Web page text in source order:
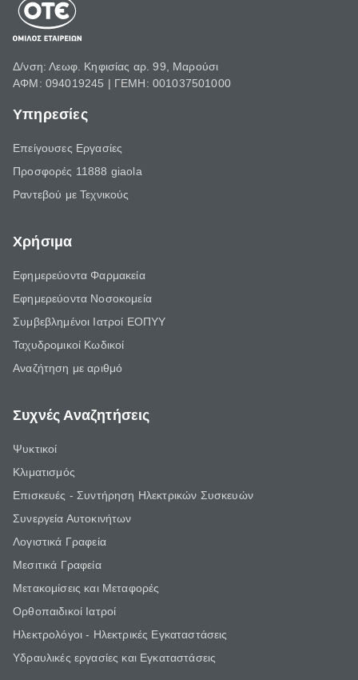
Δ/νση: Λεωφ. Κηφισίας αρ. 99, Μαρούσι
ΑΦΜ: 094019245 | ΓΕΜΗ: 001037501000
Υπηρεσίες
Επείγουσες Εργασίες
Προσφορές 11888 giaola
Ραντεβού με Τεχνικούς
Χρήσιμα
Εφημερεύοντα Φαρμακεία
Εφημερεύοντα Νοσοκομεία
Συμβεβλημένοι Ιατροί ΕΟΠΥΥ
Ταχυδρομικοί Κωδικοί
Αναζήτηση με αριθμό
Συχνές Αναζητήσεις
Ψυκτικοί
Κλιματισμός
Επισκευές - Συντήρηση Ηλεκτρικών Συσκευών
Συνεργεία Αυτοκινήτων
Λογιστικά Γραφεία
Μεσιτικά Γραφεία
Μετακομίσεις και Μεταφορές
Ορθοπαιδικοί Ιατροί
Ηλεκτρολόγοι - Ηλεκτρικές Εγκαταστάσεις
Υδραυλικές εργασίες και Εγκαταστάσεις